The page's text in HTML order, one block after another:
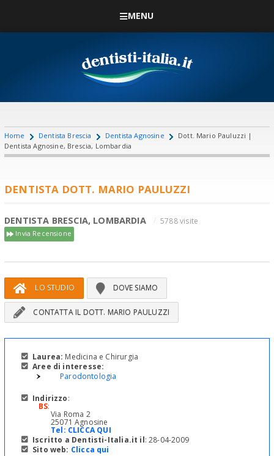
MENU
Home Dentista Brescia Dentista Agnosine
Dott. Mario Pauluzzi |
Dentista Agnosine, Brescia, Lombardia
DENTISTA DOTT. MARIO PAULUZZI
DENTISTA BRESCIA, LOMBARDIA 5788 visite
Invia Recensione
LO STUDIO DOVE SIAMO
CONTATTA IL DOTT. MARIO PAULUZZI
Laurea: Medicina e Chirurgia
Aree di interesse:
Parodontologia
Indirizzo:
BS:
Via Roma 2
25071 Agnosine
Tel: CLICCA QUI
Iscritto a Dentisti-Italia.it il: 28-04-2009
Sito web: Clicca qui